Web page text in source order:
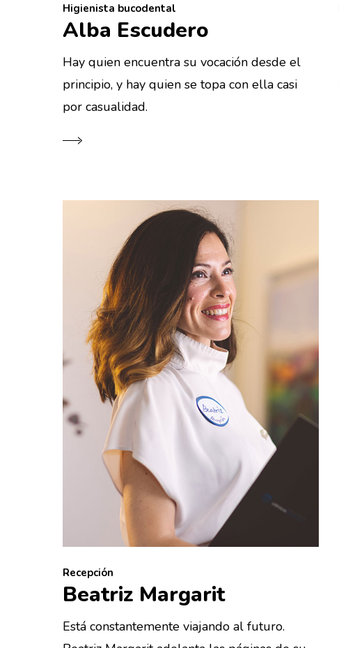
Higienista bucodental
Alba Escudero
Hay quien encuentra su vocación desde el
principio, y hay quien se topa con ella casi
por casualidad.
Recepción
Beatriz Margarit
Está constantemente viajando al futuro.